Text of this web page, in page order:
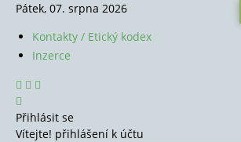
Pátek, 07. srpna 2026
Kontakty / Etický kodex
Inzerce
Přihlásit se
Vítejte! přihlášení k účtu